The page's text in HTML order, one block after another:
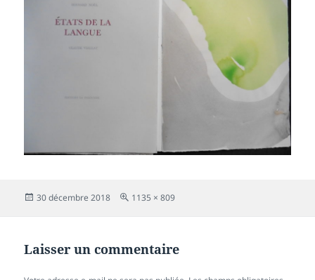
Publié
30 décembre 2018
Taille
1135 × 809
Laisser un commentaire